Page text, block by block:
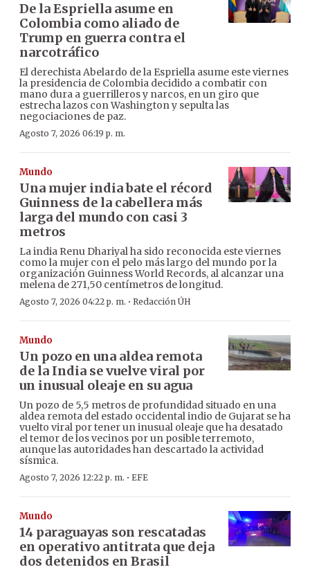
De la Espriella asume en
Colombia como aliado de
Trump en guerra contra el
narcotráfico
El derechista Abelardo de la Espriella asume este viernes
la presidencia de Colombia decidido a combatir con
mano dura a guerrilleros y narcos, en un giro que
estrecha lazos con Washington y sepulta las
negociaciones de paz.
Agosto 7, 2026 06:19 p. m.
Mundo
Una mujer india bate el récord
Guinness de la cabellera más
larga del mundo con casi 3
metros
La india Renu Dhariyal ha sido reconocida este viernes
como la mujer con el pelo más largo del mundo por la
organización Guinness World Records, al alcanzar una
melena de 271,50 centímetros de longitud.
Agosto 7, 2026 04:22 p. m. · Redacción ÚH
Mundo
Un pozo en una aldea remota
de la India se vuelve viral por
un inusual oleaje en su agua
Un pozo de 5,5 metros de profundidad situado en una
aldea remota del estado occidental indio de Gujarat se ha
vuelto viral por tener un inusual oleaje que ha desatado
el temor de los vecinos por un posible terremoto,
aunque las autoridades han descartado la actividad
sísmica.
Agosto 7, 2026 12:22 p. m. · EFE
Mundo
14 paraguayas son rescatadas
en operativo antitrata que deja
dos detenidos en Brasil